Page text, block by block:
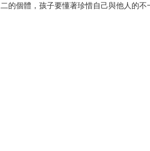
二的個體，孩子要懂著珍惜自己與他人的不